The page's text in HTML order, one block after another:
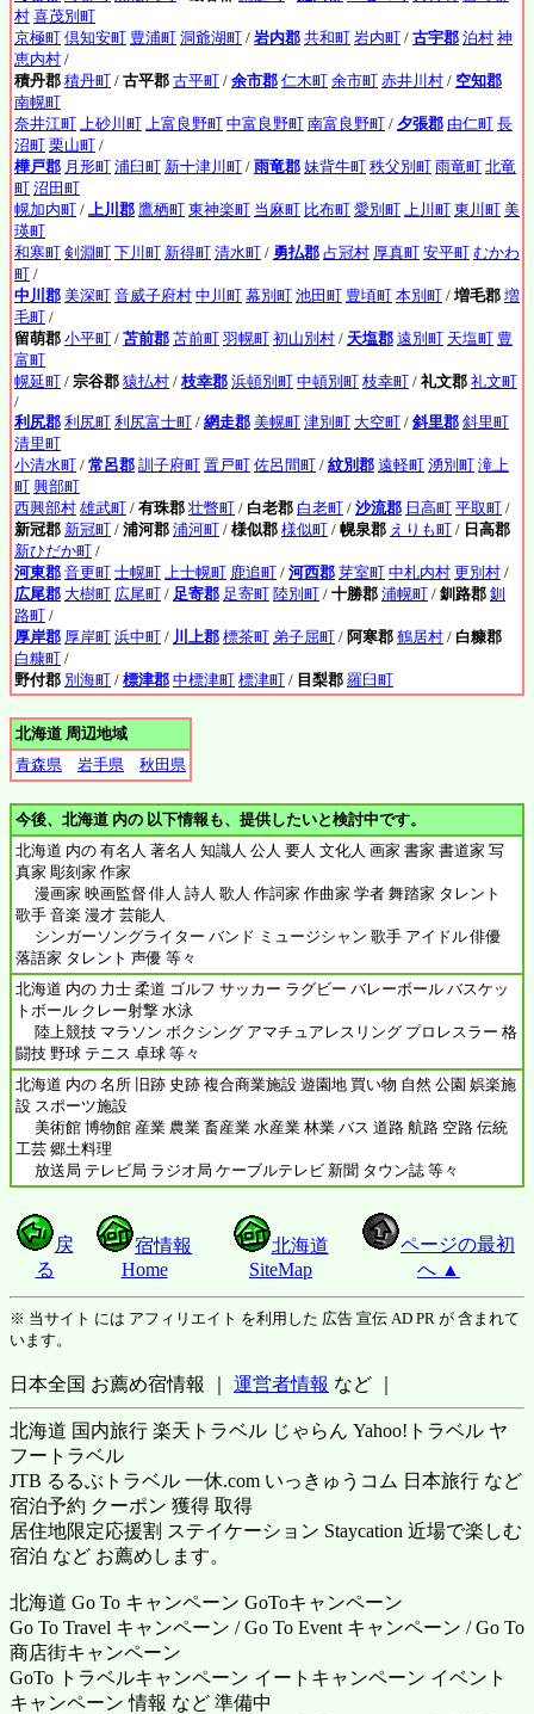
村 喜茂別町
京極町 倶知安町 豊浦町 洞爺湖町 / 岩内郡 共和町 岩内町 / 古宇郡 泊村 神
恵内村 /
積丹郡 積丹町 / 古平郡 古平町 / 余市郡 仁木町 余市町 赤井川村 / 空知郡
南幌町
奈井江町 上砂川町 上富良野町 中富良野町 南富良野町 / 夕張郡 由仁町 長
沼町 栗山町 /
樺戸郡 月形町 浦臼町 新十津川町 / 雨竜郡 妹背牛町 秩父別町 雨竜町 北竜
町 沼田町
幌加内町 / 上川郡 鷹栖町 東神楽町 当麻町 比布町 愛別町 上川町 東川町 美
瑛町
和寒町 剣淵町 下川町 新得町 清水町 / 勇払郡 占冠村 厚真町 安平町 むかわ
町 /
中川郡 美深町 音威子府村 中川町 幕別町 池田町 豊頃町 本別町 / 増毛郡 増
毛町 /
留萌郡 小平町 / 苫前郡 苫前町 羽幌町 初山別村 / 天塩郡 遠別町 天塩町 豊
富町
幌延町 / 宗谷郡 猿払村 / 枝幸郡 浜頓別町 中頓別町 枝幸町 / 礼文郡 礼文町
/
利尻郡 利尻町 利尻富士町 / 網走郡 美幌町 津別町 大空町 / 斜里郡 斜里町
清里町
小清水町 / 常呂郡 訓子府町 置戸町 佐呂間町 / 紋別郡 遠軽町 湧別町 滝上
町 興部町
西興部村 雄武町 / 有珠郡 壮瞥町 / 白老郡 白老町 / 沙流郡 日高町 平取町 /
新冠郡 新冠町 / 浦河郡 浦河町 / 様似郡 様似町 / 幌泉郡 えりも町 / 日高郡
新ひだか町 /
河東郡 音更町 士幌町 上士幌町 鹿追町 / 河西郡 芽室町 中札内村 更別村 /
広尾郡 大樹町 広尾町 / 足寄郡 足寄町 陸別町 / 十勝郡 浦幌町 / 釧路郡 釧
路町 /
厚岸郡 厚岸町 浜中町 / 川上郡 標茶町 弟子屈町 / 阿寒郡 鶴居村 / 白糠郡
白糠町 /
野付郡 別海町 / 標津郡 中標津町 標津町 / 目梨郡 羅臼町
北海道 周辺地域
青森県
岩手県 秋田県
今後、北海道 内の 以下情報も、提供したいと検討中です。
北海道 内の 有名人 著名人 知識人 公人 要人 文化人 画家 書家 書道家 写
真家 彫刻家 作家
漫画家 映画監督 俳人 詩人 歌人 作詞家 作曲家 学者 舞踏家 タレント
歌手 音楽 漫才 芸能人
シンガーソングライター バンド ミュージシャン 歌手 アイドル 俳優
落語家 タレント 声優 等々
北海道 内の 力士 柔道 ゴルフ サッカー ラグビー バレーボール バスケッ
トボール クレー射撃 水泳
陸上競技 マラソン ボクシング アマチュアレスリング プロレスラー 格
闘技 野球 テニス 卓球 等々
北海道 内の 名所 旧跡 史跡 複合商業施設 遊園地 買い物 自然 公園 娯楽施
設 スポーツ施設
美術館 博物館 産業 農業 畜産業 水産業 林業 バス 道路 航路 空路 伝統
工芸 郷土料理
放送局 テレビ局 ラジオ局 ケーブルテレビ 新聞 タウン誌 等々
戻
る
宿情報
Home
北海道
SiteMap
ページの最初
へ ▲
※ 当サイト には アフィリエイト を利用した 広告 宣伝 AD PR が 含まれて
います。
日本全国 お薦め宿情報 ｜ 運営者情報 など ｜
北海道 国内旅行 楽天トラベル じゃらん Yahoo!トラベル ヤ
フートラベル
JTB るるぶトラベル 一休.com いっきゅうコム 日本旅行 など
宿泊予約 クーポン 獲得 取得
居住地限定応援割 ステイケーション Staycation 近場で楽しむ
宿泊 など お薦めします。
北海道 Go To キャンペーン GoToキャンペーン
Go To Travel キャンペーン / Go To Event キャンペーン / Go To
商店街キャンペーン
GoTo トラベルキャンペーン イートキャンペーン イベント
キャンペーン 情報 など 準備中